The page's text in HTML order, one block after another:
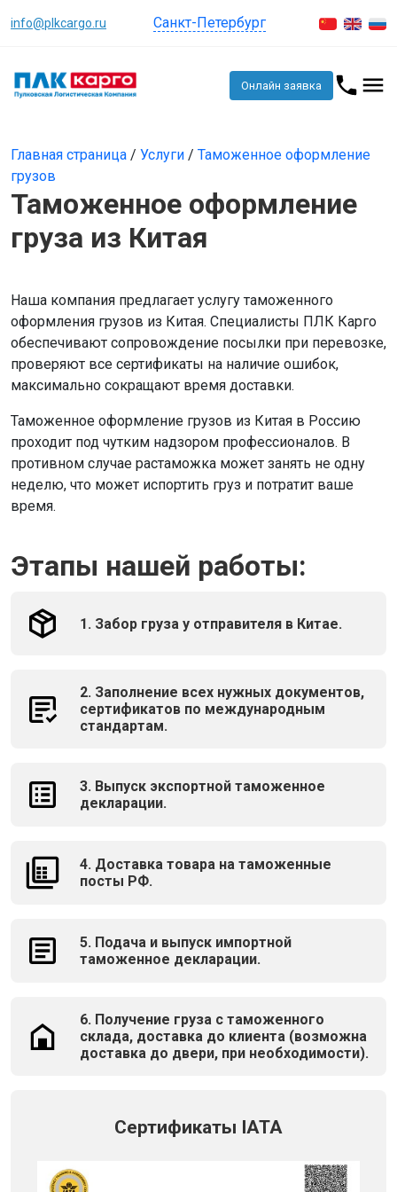
info@plkcargo.ru Санкт-Петербург
Онлайн заявка
Главная страница / Услуги / Таможенное оформление
грузов
Таможенное оформление
груза из Китая
Наша компания предлагает услугу таможенного
оформления грузов из Китая. Специалисты ПЛК Карго
обеспечивают сопровождение посылки при перевозке,
проверяют все сертификаты на наличие ошибок,
максимально сокращают время доставки.
Таможенное оформление грузов из Китая в Россию
проходит под чутким надзором профессионалов. В
противном случае растаможка может занять не одну
неделю, что может испортить груз и потратит ваше
время.
Этапы нашей работы:
1. Забор груза у отправителя в Китае.
2. Заполнение всех нужных документов,
сертификатов по международным
стандартам.
3. Выпуск экспортной таможенное
декларации.
4. Доставка товара на таможенные
посты РФ.
5. Подача и выпуск импортной
таможенное декларации.
6. Получение груза с таможенного
склада, доставка до клиента (возможна
доставка до двери, при необходимости).
Сертификаты IATA